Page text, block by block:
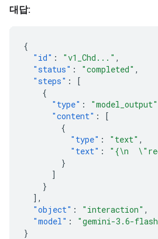
대답:
{
"id" : "v1_Chd..." ,
"status" : "completed" ,
"steps" :
[
{
"type" : "model_output"
"content" :
[
{
"type" : "text" ,
"text" :
"{\n
}
]
}
],
"object" : "interaction" ,
"model" : "gemini-3.6-
}